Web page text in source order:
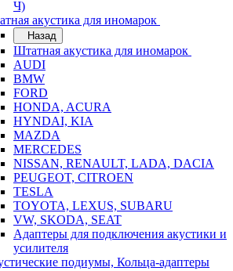
Ч)
акустика для иномарок
Назад
Штатная акустика для иномарок
AUDI
BMW
FORD
HONDA, ACURA
HYNDAI, KIA
MAZDA
MERCEDES
NISSAN, RENAULT, LADA, DACIA
PEUGEOT, CITROEN
TESLA
TOYOTA, LEXUS, SUBARU
VW, SKODA, SEAT
Адаптеры для подключения акустики и
усилителя
подиумы, Кольца-адаптеры